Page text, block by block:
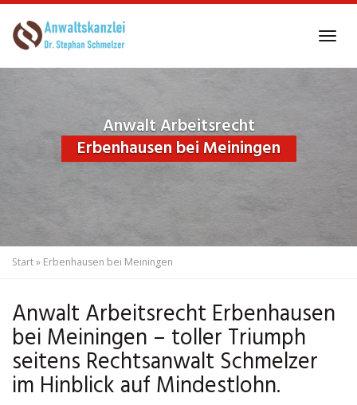
to
Anwalt Arbeitsrecht
Erbenhausen bei Meiningen
Start» Erbenhausen bei Meiningen
Anwalt Arbeitsrecht Erbenhausen
bei Meiningen – toller Triumph
seitens Rechtsanwalt Schmelzer
im Hinblick auf Mindestlohn.